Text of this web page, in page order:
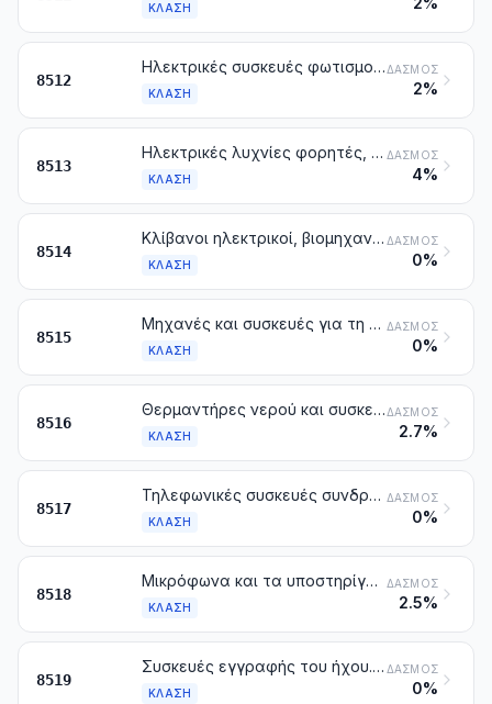
ΚΛΆΣΗ
8512
Ηλεκτρικές συσκευές φωτισμού ή σηματοδότησης (με εξαίρεση τα είδη της κλάσης 8539), υαλοκαθαριστήρες, διατάξεις ηλεκτρικές για την αφαίρεση των κρυστάλλων πάγου και του αχνού, των τύπων που χρησιμοποιούνται για ποδήλατα ή αυτοκίνητα
ΚΛΆΣΗ
ΔΑΣΜΌΣ
2%
8513
Ηλεκτρικές λυχνίες φορητές, που προορίζονται να λειτουργούν με τη δική τους πηγή ηλεκτρικής ενέργειας. (π.χ. με στήλες, συσσωρευτές, ηλεκτρομαγνητικές διατάξεις), άλλες από τις συσκευές φωτισμού της κλάσης 8512
ΚΛΆΣΗ
ΔΑΣΜΌΣ
4%
8514
Κλίβανοι ηλεκτρικοί, βιομηχανικοί ή εργαστηρίων, στους οποίους περιλαμβάνονται και εκείνοι που λειτουργούν με επαγωγή ή με διηλεκτρικές απώλειες. Άλλες συσκευές βιομηχανικές ή εργαστηρίων για τη θερμική επεξεργασία των υλών, με επαγωγή ή με διηλεκτρικές απώλειες
ΚΛΆΣΗ
ΔΑΣΜΌΣ
0%
8515
Μηχανές και συσκευές για τη συγκόλληση με διάφορους τρόπους (έστω και με την ικανότητα να κόβουν), ηλεκτρικές (στις οποίες περιλαμβάνονται και εκείνες με αέριο που θερμαίνονται με ηλεκτρισμό) ή που λειτουργούν με λέιζερ (laser) ή άλλες δέσμες φωτός ή φωτονίων, με υπερήχους, με δέσμες ηλεκτρονίων, με μαγνητικές ωθήσεις ή με εκτόξευση πλάσματος. Ηλεκτρικές μηχανές και συσκευές για την εκτόξευση σε θερμή κατάσταση μετάλλων ή μεταλλοκεραμικών συνθέσεων
ΚΛΆΣΗ
ΔΑΣΜΌΣ
0%
8516
Θερμαντήρες νερού και συσκευές, που βυθίζονται στο νερό για τη θέρμανσή του, ηλεκτρικά. Ηλεκτρικές συσκευές για τη θέρμανση των κλειστών χώρων, του εδάφους ή για παρόμοιες χρήσεις. Συσκευές ηλεκτροθερμικές για την κόμμωση (π.χ. στεγνώματος, κατσαρώματος, θέρμανσης τσιμπίδων κατσαρώματος) ή για το στέγνωμα των χεριών. Ηλεκτρικά σίδερα σιδερώματος. Άλλες ηλεκτροθερμικές συσκευές για οικιακές χρήσεις. Θερμαντικές αντιστάσεις, άλλες από εκείνες της κλάσης 8545
ΚΛΆΣΗ
ΔΑΣΜΌΣ
2.7%
8517
Τηλεφωνικές συσκευές συνδρομητών, στις οποίες περιλαμβάνονται τα έξυπνα τηλέφωνα» (smartphones) και άλλα τηλέφωνα για κυψελοειδή δίκτυα ή για άλλα ασύρματα δίκτυα. Άλλες συσκευές για τη μετάδοση ή τη λήψη της φωνής, εικόνων ή άλλων δεδομένων, στις οποίες περιλαμβάνονται οι συσκευές για την επικοινωνία σε ενσύρματο ή ασύρματο δίκτυο (τοπικό δίκτυο ή δίκτυο ευρείας περιοχής), άλλες από τις συσκευές των κλάσεων 8443, 8525, 8527ή 8528
ΚΛΆΣΗ
ΔΑΣΜΌΣ
0%
8518
Μικρόφωνα και τα υποστηρίγματά τους. Μεγάφωνα, έστω και προσαρμοσμένα σε πλαίσια. Ακουστικά κεφαλής και αυτιών, έστω και συνδυασμένα με μικρόφωνο, και σύνολα ή συνδυασμοί που αποτελούνται από ένα μικρόφωνο και ένα ή περισσότερα μεγάφωνα. Ηλεκτρικοί ενισχυτές ακουστικής συχνότητας. Ηλεκτρικές συσκευές για την ενίσχυση του ήχου
ΚΛΆΣΗ
ΔΑΣΜΌΣ
2.5%
8519
Συσκευές εγγραφής του ήχου. Συσκευές αναπαραγωγής του ήχου. Συσκευές εγγραφής και αναπαραγωγής του ήχου
ΚΛΆΣΗ
ΔΑΣΜΌΣ
0%